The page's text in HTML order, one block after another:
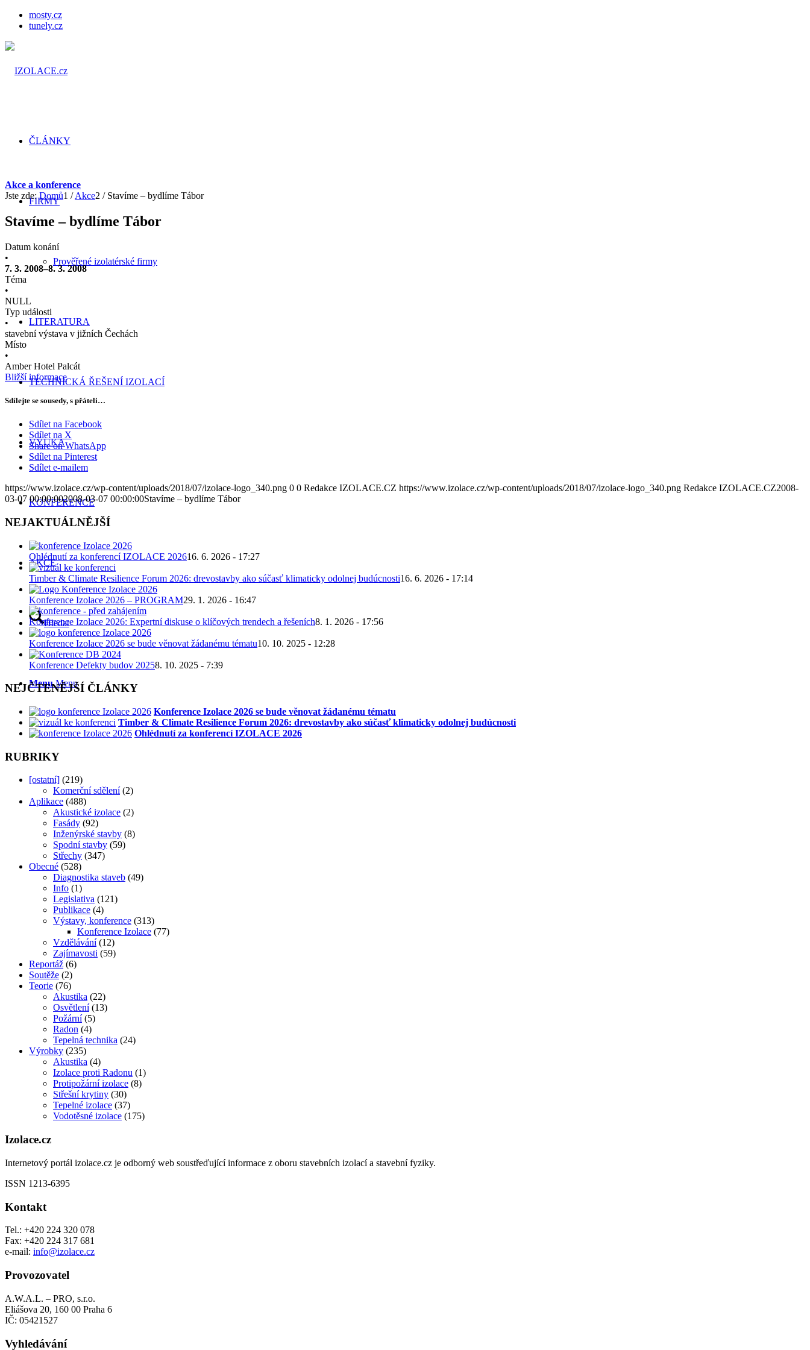
mosty.cz
tunely.cz
ČLÁNKY
FIRMY
Prověřené izolatérské firmy
LITERATURA
TECHNICKÁ ŘEŠENÍ IZOLACÍ
VÝUKA
KONFERENCE
AKCE
Hledat
Menu Menu
Akce a konference
Jste zde: Domů1 / Akce2 / Stavíme – bydlíme Tábor
Stavíme – bydlíme Tábor
Datum konání
•
7. 3. 2008–8. 3. 2008
Téma
•
NULL
Typ události
•
stavební výstava v jižních Čechách
Místo
•
Amber Hotel Palcát
Bližší informace
Sdílejte se sousedy, s přáteli…
Sdílet na Facebook
Sdílet na X
Share on WhatsApp
Sdílet na Pinterest
Sdílet e-mailem
https://www.izolace.cz/wp-content/uploads/2018/07/izolace-logo_340.png 0 0 Redakce IZOLACE.CZ https://www.izolace.cz/wp-content/uploads/2018/07/izolace-logo_340.png Redakce IZOLACE.CZ2008-
03-07 00:00:002008-03-07 00:00:00Stavíme – bydlíme Tábor
NEJAKTUÁLNĚJŠÍ
Ohlédnutí za konferencí IZOLACE 202616. 6. 2026 - 17:27
Timber & Climate Resilience Forum 2026: drevostavby ako súčasť klimaticky odolnej budúcnosti16. 6. 2026 - 17:14
Konference Izolace 2026 – PROGRAM29. 1. 2026 - 16:47
Konference Izolace 2026: Expertní diskuse o klíčových trendech a řešeních8. 1. 2026 - 17:56
Konference Izolace 2026 se bude věnovat žádanému tématu10. 10. 2025 - 12:28
Konference Defekty budov 20258. 10. 2025 - 7:39
NEJČTENĚJŠÍ ČLÁNKY
Konference Izolace 2026 se bude věnovat žádanému tématu
Timber & Climate Resilience Forum 2026: drevostavby ako súčasť klimaticky odolnej budúcnosti
Ohlédnutí za konferencí IZOLACE 2026
RUBRIKY
[ostatní] (219)
Komerční sdělení (2)
Aplikace (488)
Akustické izolace (2)
Fasády (92)
Inženýrské stavby (8)
Spodní stavby (59)
Střechy (347)
Obecné (528)
Diagnostika staveb (49)
Info (1)
Legislativa (121)
Publikace (4)
Výstavy, konference (313)
Konference Izolace (77)
Vzdělávání (12)
Zajímavosti (59)
Reportáž (6)
Soutěže (2)
Teorie (76)
Akustika (22)
Osvětlení (13)
Požární (5)
Radon (4)
Tepelná technika (24)
Výrobky (235)
Akustika (4)
Izolace proti Radonu (1)
Protipožární izolace (8)
Střešní krytiny (30)
Tepelné izolace (37)
Vodotěsné izolace (175)
Izolace.cz
Internetový portál izolace.cz je odborný web soustřeďující informace z oboru stavebních izolací a stavební fyziky.
ISSN 1213-6395
Kontakt
Tel.: +420 224 320 078
Fax: +420 224 317 681
e-mail: info@izolace.cz
Provozovatel
A.W.A.L. – PRO, s.r.o.
Eliášova 20, 160 00 Praha 6
IČ: 05421527
Vyhledávání